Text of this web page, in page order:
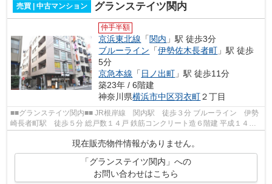
売買 | 中古マンション グランステイツ関内
仲手半額
京浜東北線 「関内 」駅 徒歩3分
ブルーライン 「伊勢佐木長者町 」駅 徒歩
5分
京急本線 「 日ノ出町 」駅 徒歩11分
築23年 / 6階建
神奈川県横浜市中区羽衣町２丁目
■■グランステイツ関内■■ JR根岸線 関内駅 徒歩３分 ブルーライン 伊勢
崎長者町駅 徒歩５分 総戸数１４戸 鉄筋コンクリート造６階建 平成１４年
現在販売物件情報がありません。
「グランステイツ関内」への
お問い合わせはこちら